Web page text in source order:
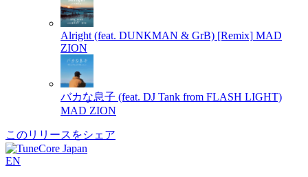
Alright (feat. DUNKMAN & GrB) [Remix] MAD
ZION
バカな息子 (feat. DJ Tank from FLASH LIGHT)
MAD ZION
このリリースをシェア
EN